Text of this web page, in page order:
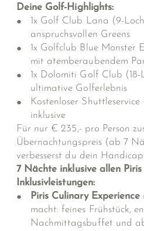
Deine Golf-Highlights:
1x Golf Club Lana (9-
anspruchsvollen Greens
1x Golfclub Blue Monster
mit atemberaubendem
1x Dolomiti Golf Club
ultimative Golferlebnis
Kostenloser Shuttleservice
inklusive
Für nur € 235,- pro Person
Übernachtungspreis (ab 7
verbesserst du dein
7 Nächte inklusive allen
Inklusivleistungen:
Piris Culinary Experience
macht: feines Frühstück,
Nachmittagsbuffet und